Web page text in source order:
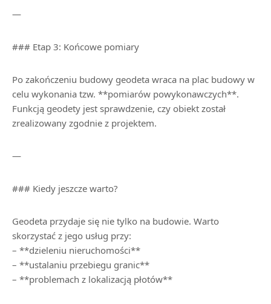
—
### Etap 3: Końcowe pomiary
Po zakończeniu budowy geodeta wraca na plac budowy w
celu wykonania tzw. **pomiarów powykonawczych**.
Funkcją geodety jest sprawdzenie, czy obiekt został
zrealizowany zgodnie z projektem.
—
### Kiedy jeszcze warto?
Geodeta przydaje się nie tylko na budowie. Warto
skorzystać z jego usług przy:
– **dzieleniu nieruchomości**
– **ustalaniu przebiegu granic**
– **problemach z lokalizacją płotów**